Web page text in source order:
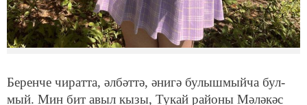
Бе­рен­че чи­рат­та, әл­бәт­тә, әни­гә бу­лыш­мый­ча бул­
мый. Мин бит авыл кы­зы, Ту­кай ра­йо­ны Мә­лә­кәс